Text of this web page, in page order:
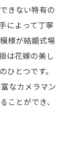
きない特有の
によって丁寧
様が結婚式場
は花嫁の美し
ひとつです。
なカメラマン
ことができ、